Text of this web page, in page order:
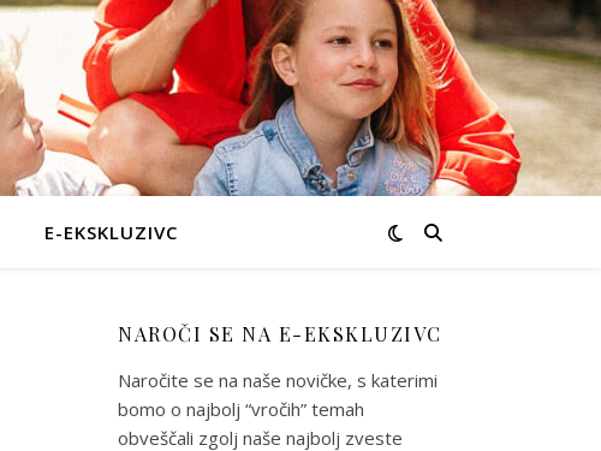
E-EKSKLUZIVC
NAROČI SE NA E-EKSKLUZIVC
Naročite se na naše novičke, s katerimi
bomo o najbolj “vročih” temah
obveščali zgolj naše najbolj zveste